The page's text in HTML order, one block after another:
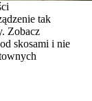
tak
Zobacz
skosami i nie